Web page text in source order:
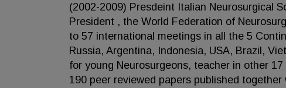
(2002-2009) Presdeint Italian Neurosurgical
President , the World Federation of
to 57 international meetings in all the 5
Russia, Argentina, Indonesia, USA, Brazil,
for young Neurosurgeons, teacher in other
190 peer reviewed papers published